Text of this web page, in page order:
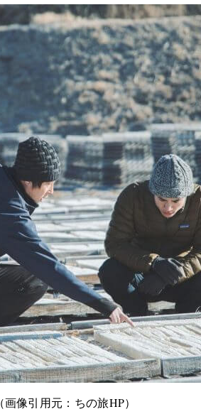
（画像引用元：ちの旅HP）